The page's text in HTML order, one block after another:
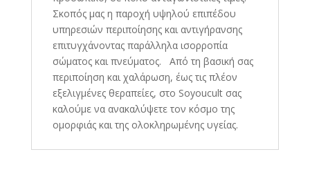
Σκοπός μας η παροχή υψηλού επιπέδου
υπηρεσιών περιποίησης και αντιγήρανσης
επιτυγχάνοντας παράλληλα ισορροπία
σώματος και πνεύματος. Από τη βασική σας
περιποίηση και χαλάρωση, έως τις πλέον
εξελιγμένες θεραπείες, στo Soyoucult σας
καλούμε να ανακαλύψετε τον κόσμο της
ομορφιάς και της ολοκληρωμένης υγείας.